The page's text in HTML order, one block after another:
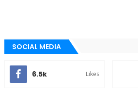
SOCIAL MEDIA
6.5k Likes